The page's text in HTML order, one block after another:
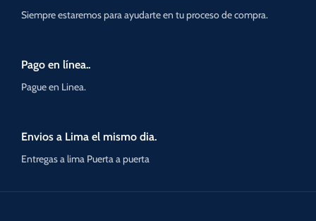
Siempre estaremos para ayudarte en tu proceso de compra.
Pago en línea..
Pague en Linea.
Envios a Lima el mismo dia.
Entregas a lima Puerta a puerta